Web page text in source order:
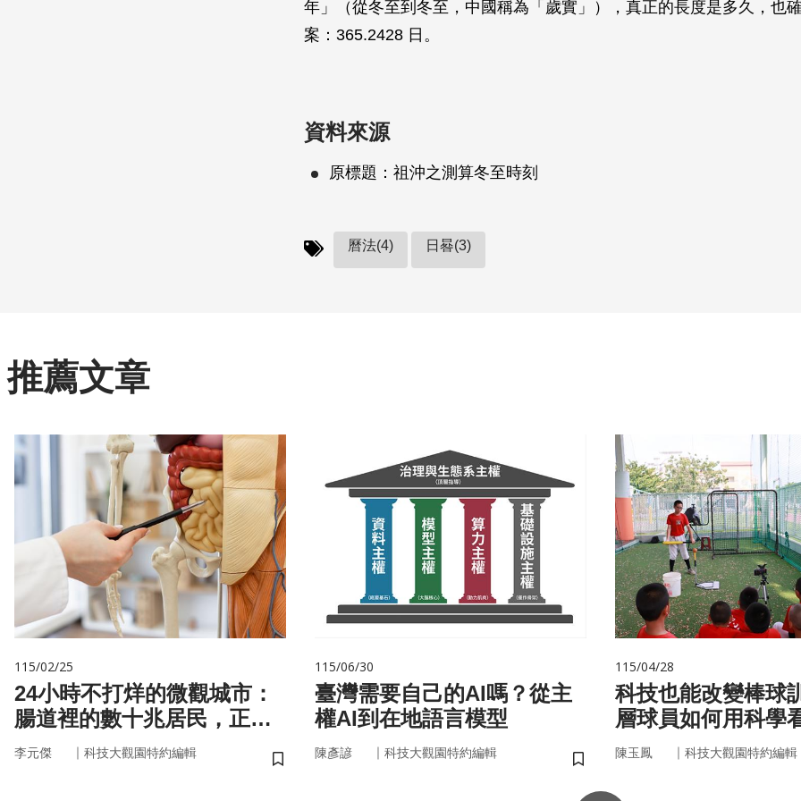
年」（從冬至到冬至，中國稱為「歲實」），真正的長度是多久，也
案：365.2428 日。
資料來源
原標題：祖沖之測算冬至時刻
曆法(4) 日晷(3)
推薦文章
115/02/25
24小時不打烊的微觀城市：
腸道裡的數十兆居民，正悄
悄掌管你的大腦與健康
李元傑 ｜ 科技大觀園特約編輯
儲存書籤
115/06/30
臺灣需要自己的AI嗎？從主
權AI到在地語言模型
陳彥諺 ｜ 科技大觀園特約編輯
儲存書籤
115/04/28
科技也能改變棒球
層球員如何用科學
陳玉鳳 ｜ 科技大觀園特約編輯